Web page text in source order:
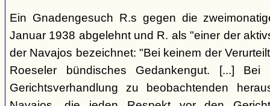
Ein Gnadengesuch R.s gegen die
Januar 1938 abgelehnt und R. als "einer der
der Navajos bezeichnet: "Bei keinem der
Roeseler bündisches Gedankengut. [...]
Gerichtsverhandlung zu beobachtenden